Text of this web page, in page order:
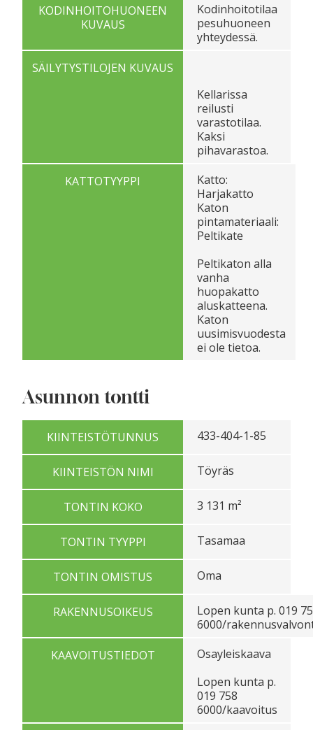
KODINHOITOHUONEEN
KUVAUS
Kodinhoitotilaa
pesuhuoneen
yhteydessä.
SÄILYTYSTILOJEN KUVAUS
Kellarissa
reilusti
varastotilaa.
Kaksi
pihavarastoa.
KATTOTYYPPI
Katto:
Harjakatto
Katon
pintamateriaali:
Peltikate
Peltikaton alla
vanha
huopakatto
aluskatteena.
Katon
uusimisvuodesta
ei ole tietoa.
Asunnon tontti
KIINTEISTÖTUNNUS 433-404-1-85
KIINTEISTÖN NIMI Töyräs
TONTIN KOKO 3 131 m²
TONTIN TYYPPI Tasamaa
TONTIN OMISTUS Oma
RAKENNUSOIKEUS
Lopen kunta p. 019
6000/
KAAVOITUSTIEDOT
Osayleiskaava
Lopen kunta p.
019 758
6000/kaavoitus